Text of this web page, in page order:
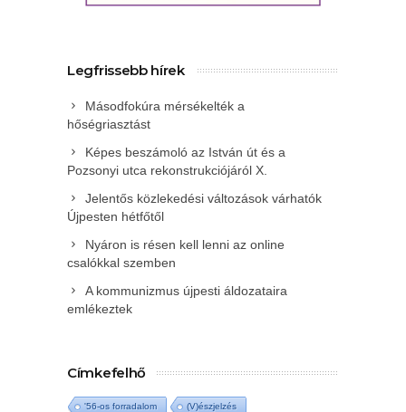
Legfrissebb hírek
Másodfokúra mérsékelték a
hőségriasztást
Képes beszámoló az István út és a
Pozsonyi utca rekonstrukciójáról X.
Jelentős közlekedési változások várhatók
Újpesten hétfőtől
Nyáron is résen kell lenni az online
csalókkal szemben
A kommunizmus újpesti áldozataira
emlékeztek
Címkefelhő
'56-os forradalom (V)észjelzés